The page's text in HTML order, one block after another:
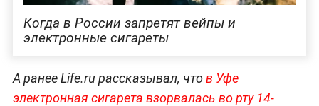
Когда в России запретят вейпы и
электронные сигареты
А ранее Life.ru рассказывал, чтов Уфе
электронная сигарета взорвалась во рту 14-